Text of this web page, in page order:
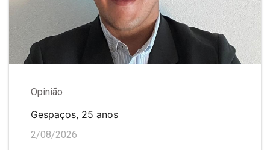
Opinião
Gespaços, 25 anos
2/08/2026